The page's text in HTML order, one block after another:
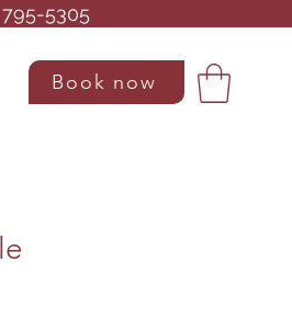
Book now
5305